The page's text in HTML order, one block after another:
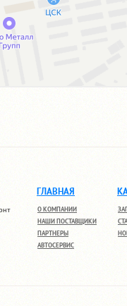
ГЛАВНАЯ
О КОМПАНИИ
НАШИ ПОСТАВЩИКИ
ПАРТНЕРЫ
АВТОСЕРВИС